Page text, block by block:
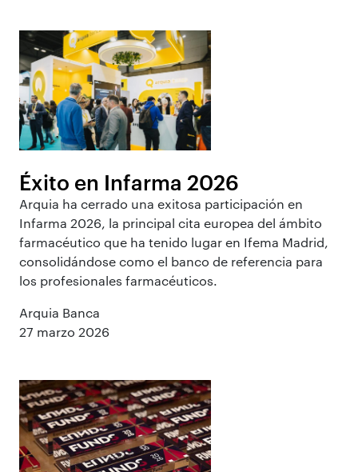
Éxito en Infarma 2026
Arquia ha cerrado una exitosa participación en
Infarma 2026, la principal cita europea del ámbito
farmacéutico que ha tenido lugar en Ifema Madrid,
consolidándose como el banco de referencia para
los profesionales farmacéuticos.
Arquia Banca
27 marzo 2026